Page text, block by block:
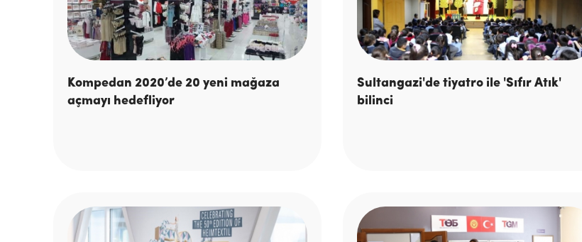
Kompedan 2020’de 20 yeni mağaza
açmayı hedefliyor
Sultangazi'de tiyatro ile 'Sıfır Atık'
bilinci